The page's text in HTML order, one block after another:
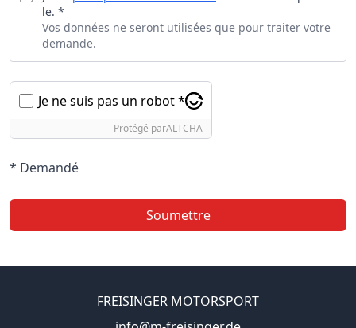
le. *
Vos données ne seront utilisées que pour traiter votre
demande.
Je ne suis pas un robot *
Protégé parALTCHA
* Demandé
Soumettre
FREISINGER MOTORSPORT